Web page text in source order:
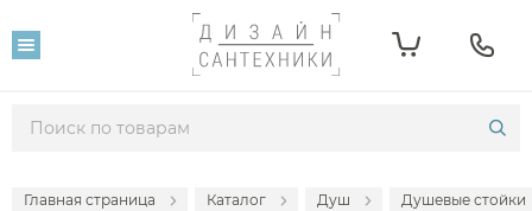
Главная страница Каталог Душ Душевые стойки